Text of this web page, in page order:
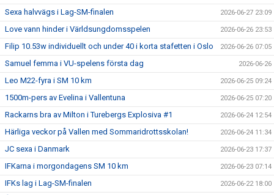
Sexa halvvägs i Lag-SM-finalen 2026-06-27 23:09
Love vann hinder i Världsungdomsspelen 2026-06-26 23:53
Filip 10.53w individuellt och under 40 i korta stafetten i Oslo 2026-06-26 07:05
Samuel femma i VU-spelens första dag 2026-06-26
Leo M22-fyra i SM 10 km 2026-06-25 09:24
1500m-pers av Evelina i Vallentuna 2026-06-25 07:20
Rackarns bra av Milton i Turebergs Explosiva #1 2026-06-24 12:54
Härliga veckor på Vallen med Sommaridrottsskolan! 2026-06-24 11:34
JC sexa i Danmark 2026-06-23 17:37
IFKarna i morgondagens SM 10 km 2026-06-23 07:14
IFKs lag i Lag-SM-finalen 2026-06-22 18:00